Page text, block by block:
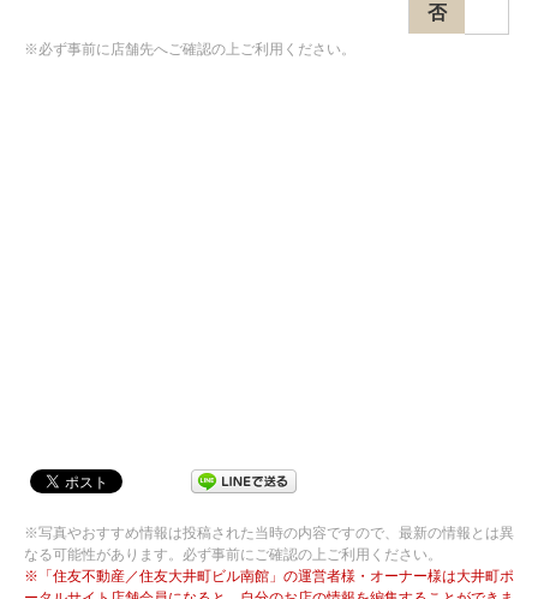
否
※必ず事前に店舗先へご確認の上ご利用ください。
※写真やおすすめ情報は投稿された当時の内容ですので、最新の情報とは異
なる可能性があります。必ず事前にご確認の上ご利用ください。
※「住友不動産／住友大井町ビル南館」の運営者様・オーナー様は大井町ポ